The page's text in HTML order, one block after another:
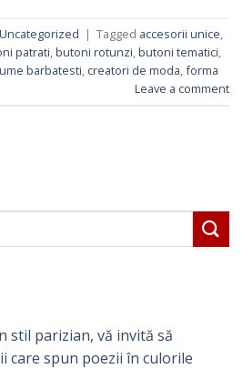
stil parizian, vă invită să
care spun poezii în culorile
Uncategorized | Tagged accesorii unice,
patrati,butoni rotunzi,butoni tematici,
barbatesti, creatori de moda,forma
Leave a comment